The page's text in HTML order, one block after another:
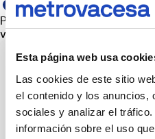
Esta página web usa
Las cookies de este sitio
el contenido y los anuncios,
sociales y analizar el
información sobre el uso
Promoció i punt de
venda
l'attrezzo
mostrats
no
formen
producte
llevat
s'indiqui
expressament.
imatges